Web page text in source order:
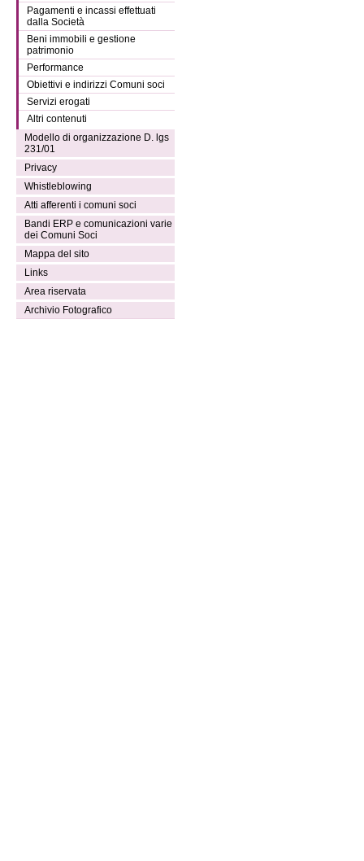
Pagamenti e incassi effettuati
dalla Società
Beni immobili e gestione
patrimonio
Performance
Obiettivi e indirizzi Comuni soci
Servizi erogati
Altri contenuti
Modello di organizzazione D. lgs
231/01
Privacy
Whistleblowing
Atti afferenti i comuni soci
Bandi ERP e comunicazioni varie
dei Comuni Soci
Mappa del sito
Links
Area riservata
Archivio Fotografico